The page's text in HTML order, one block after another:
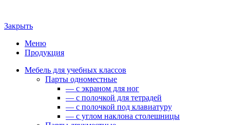
Закрыть
Меню
Продукция
Мебель для учебных классов
Парты одноместные
— c экраном для ног
— c полочкой для тетрадей
— c полочкой под клавиатуру
— c углом наклона столешницы